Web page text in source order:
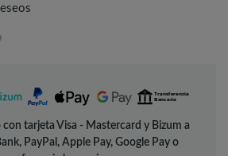
con tarjeta Visa - Mastercard y Bizum a
PayPal, Apple Pay, Google Pay o